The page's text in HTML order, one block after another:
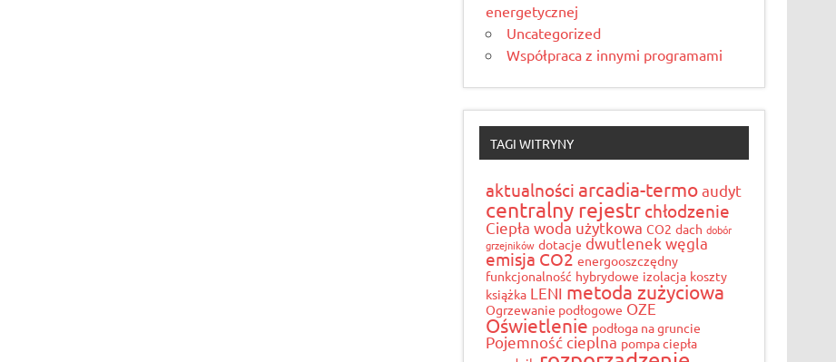
energetycznej
Uncategorized
Współpraca z innymi programami
TAGI WITRYNY
aktualności arcadia-termo audyt
centralny rejestr chłodzenie
Ciepła woda użytkowa CO2 dach dobór
grzejników dotacje dwutlenek węgla
emisja CO2 energooszczędny
funkcjonalność hybrydowe izolacja koszty
książka LENI metoda zużyciowa
Ogrzewanie podłogowe OZE
Oświetlenie podłoga na gruncie
Pojemność cieplna pompa ciepła